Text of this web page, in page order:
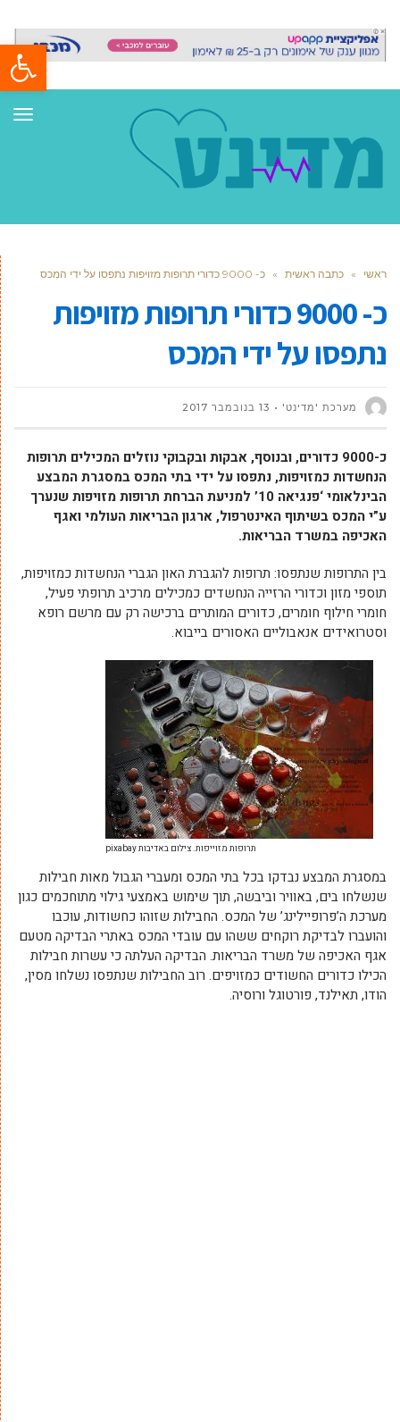
פתח
ראשי » כתבה ראשית » כ- 9000 כדורי תרופות מזויפות נתפסו על ידי המכס
כ- 9000 כדורי תרופות מזויפות
נתפסו על ידי המכס
מערכת 'מדינט' 13 בנובמבר 2017
כ-9000 כדורים, ובנוסף, אבקות ובקבוקי נוזלים המכילים תרופות
הנחשדות כמזויפות, נתפסו על ידי בתי המכס במסגרת המבצע
הבינלאומי ‘פנגיאה 10’ למניעת הברחת תרופות מזויפות שנערך
ע”י המכס בשיתוף האינטרפול, ארגון הבריאות העולמי ואגף
האכיפה במשרד הבריאות.
בין התרופות שנתפסו: תרופות להגברת האון הגברי הנחשדות כמזויפות,
תוספי מזון וכדורי הרזייה הנחשדים כמכילים מרכיב תרופתי פעיל,
חומרי חילוף חומרים, כדורים המותרים ברכישה רק עם מרשם רופא
וסטרואידים אנאבוליים האסורים בייבוא.
תרופות מזוייפות. צילום באדיבות pixabay
במסגרת המבצע נבדקו בכל בתי המכס ומעברי הגבול מאות חבילות
שנשלחו בים, באוויר וביבשה, תוך שימוש באמצעי גילוי מתוחכמים כגון
מערכת ה’פרופיילינג’ של המכס. החבילות שזוהו כחשודות, עוכבו
והועברו לבדיקת רוקחים ששהו עם עובדי המכס באתרי הבדיקה מטעם
אגף האכיפה של משרד הבריאות. הבדיקה העלתה כי עשרות חבילות
הכילו כדורים החשודים כמזויפים. רוב החבילות שנתפסו נשלחו מסין,
הודו, תאילנד, פורטוגל ורוסיה.